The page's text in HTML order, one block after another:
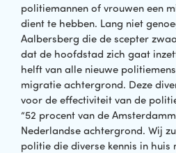
politiemannen of vrouwen een
dient te hebben. Lang niet
Aalbersberg die de scepter
dat de hoofdstad zich gaat
helft van alle nieuwe
migratie achtergrond. Deze
voor de effectiviteit van de
“52 procent van de
Nederlandse achtergrond. Wij
politie die diverse kennis in huis